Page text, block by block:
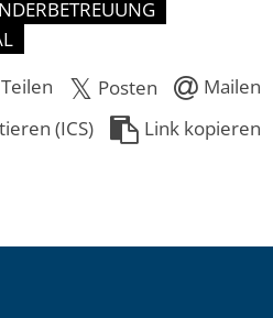
Teilen
Posten
Mailen
(ICS)
Link kopieren